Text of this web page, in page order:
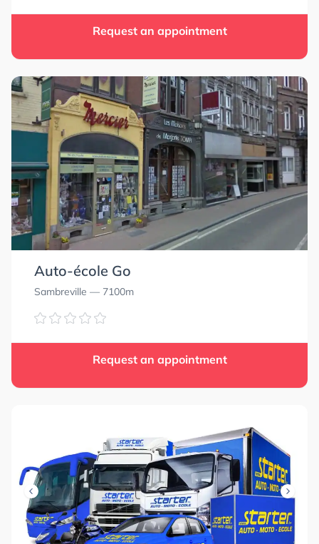
Request an appointment
Auto-école Go
Sambreville — 7100m
Request an appointment